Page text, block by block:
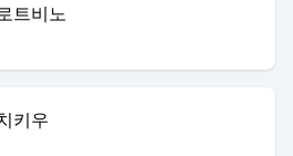
트비노
키우